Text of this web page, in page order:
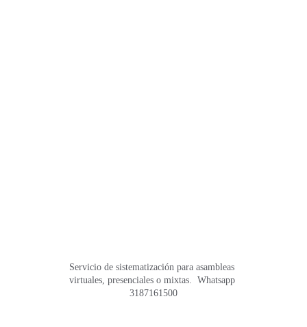
Servicio de sistematización para asambleas
virtuales, presenciales o mixtas.  Whatsapp
3187161500